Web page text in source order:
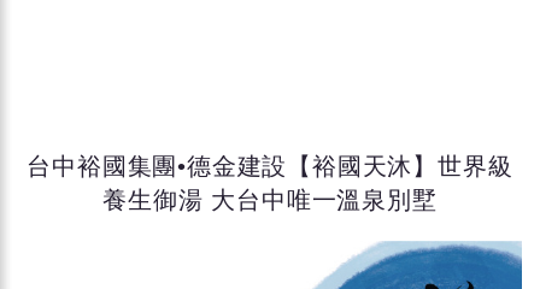
台中裕國集團•德金建設【裕國天沐】世界級
養生御湯 大台中唯一溫泉別墅